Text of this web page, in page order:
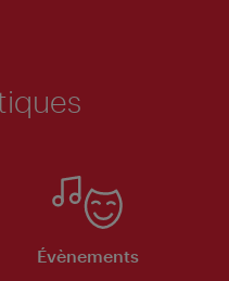
Évènements